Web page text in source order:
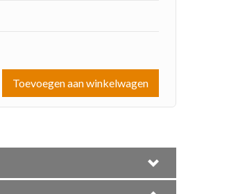
Toevoegen aan winkelwagen